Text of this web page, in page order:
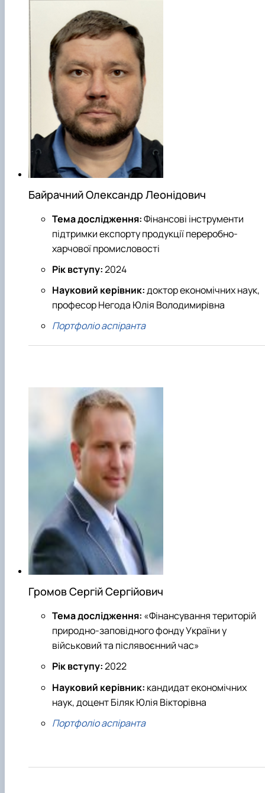
Байрачний Олександр Леонідович
Тема дослідження:Фінансові інструменти
підтримки експорту продукції переробно-
харчової промисловості
Рік вступу:2024
Науковий керівник:доктор економічних наук,
професор Негода Юлія Володимирівна
Портфоліо аспіранта
Громов Сергій Сергійович
Тема дослідження: «Фінансування територій
природно-заповідного фонду України у
військовий та післявоєнний час»
Рік вступу:2022
Науковий керівник: кандидат економічних
наук, доцент Біляк Юлія Вікторівна
Портфоліо аспіранта